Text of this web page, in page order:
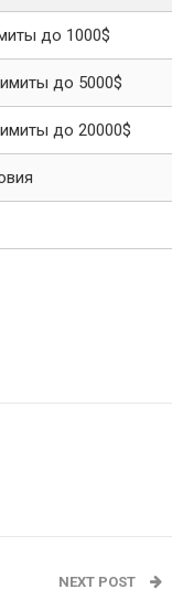
до 1000$
до 5000$
до 20000$
NEXT POST